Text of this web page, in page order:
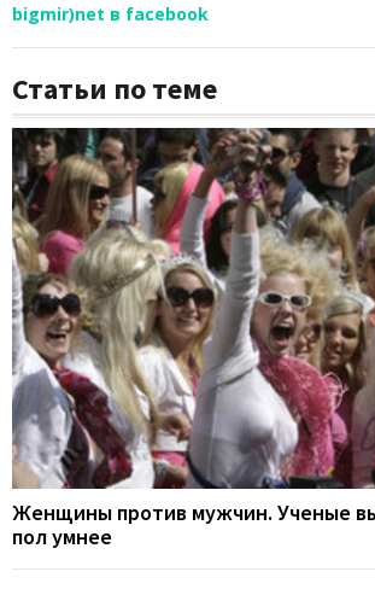
bigmir)net в facebook
Статьи по теме
Женщины против мужчин. Ученые
пол умнее